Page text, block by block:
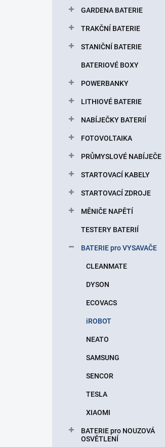
GARDENA BATERIE
TRAKČNÍ BATERIE
STANIČNÍ BATERIE
BATERIOVÉ BOXY
POWERBANKY
LITHIOVÉ BATERIE
NABÍJEČKY BATERIÍ
FOTOVOLTAIKA
PRŮMYSLOVÉ NABÍJEČE
STARTOVACÍ KABELY
STARTOVACÍ ZDROJE
MĚNIČE NAPĚTÍ
TESTERY BATERIÍ
BATERIE pro VYSAVAČE
CLEANMATE
DYSON
ECOVACS
iROBOT
NEATO
SAMSUNG
SENCOR
TESLA
XIAOMI
BATERIE pro NOUZOVÁ
OSVĚTLENÍ